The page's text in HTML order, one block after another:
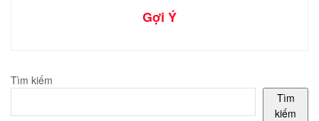
Gợi Ý
Tìm kiếm
Tìm
kiếm